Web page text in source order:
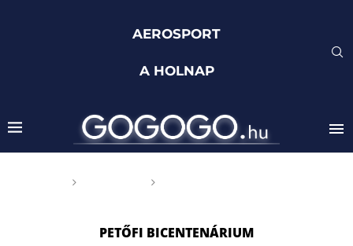
AEROSPORT
A HOLNAP
PETŐFI BICENTENÁRIUM